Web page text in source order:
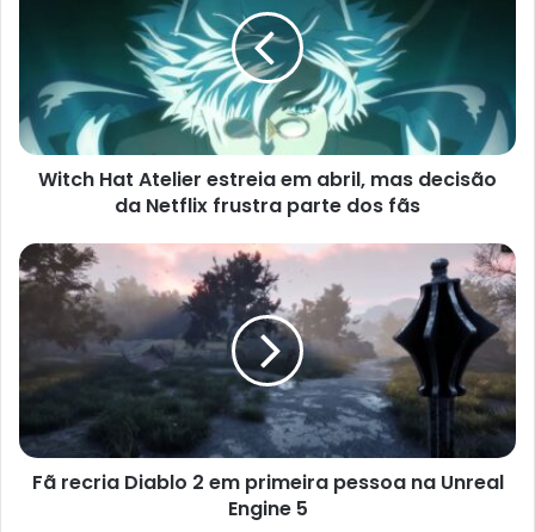
mas
decisão
da
Netflix
dos
fãs
Witch Hat Atelier estreia em abril, mas decisão
da Netflix frustra parte dos fãs
Fã
recria
Diablo
primeira
Unreal
Engine
Fã recria Diablo 2 em primeira pessoa na Unreal
Engine 5